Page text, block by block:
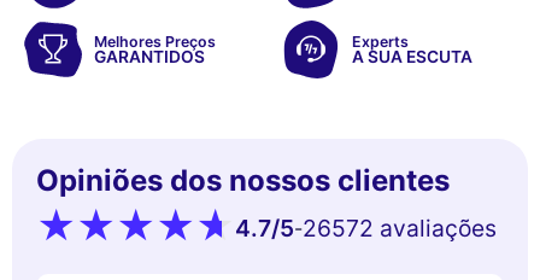
Melhores Preços
GARANTIDOS
Experts
A SUA ESCUTA
Opiniões dos nossos clientes
4.7/5-26572 avaliações